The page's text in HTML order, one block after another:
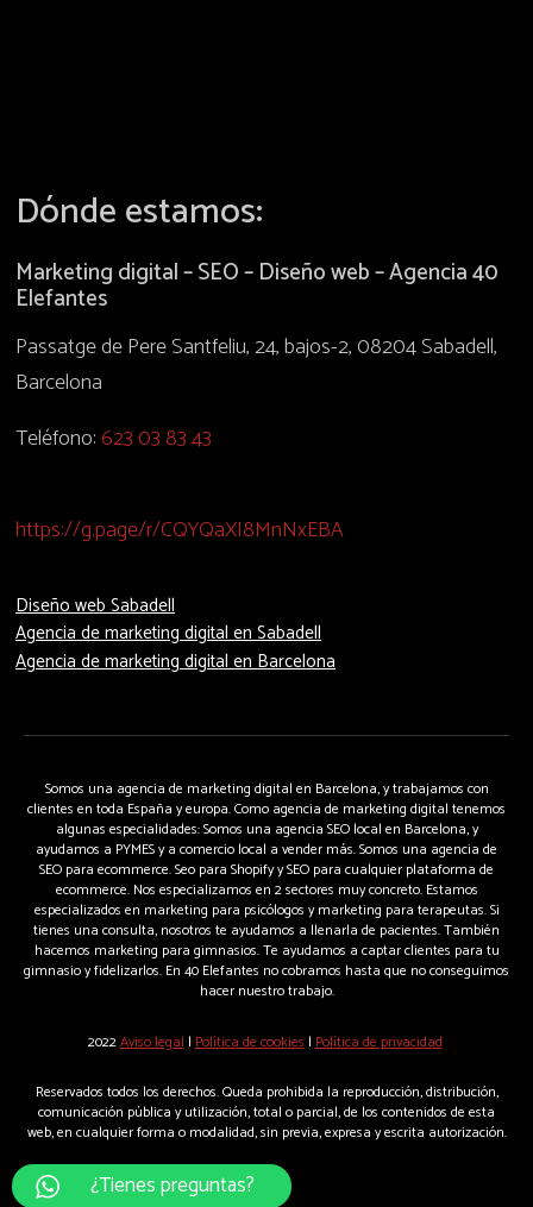
Dónde estamos:
Marketing digital – SEO – Diseño web – Agencia 40
Elefantes
Passatge de Pere Santfeliu, 24, bajos-2, 08204 Sabadell,
Barcelona
Teléfono: 623 03 83 43
https://g.page/r/CQYQaXI8MnNxEBA
Diseño web Sabadell
Agencia de marketing digital en Sabadell
Agencia de marketing digital en Barcelona
Somos una agencia de marketing digital en Barcelona, y trabajamos con
clientes en toda España y europa. Como agencia de marketing digital tenemos
algunas especialidades: Somos una agencia SEO local en Barcelona, y
ayudamos a PYMES y a comercio local a vender más. Somos una agencia de
SEO para ecommerce. Seo para Shopify y SEO para cualquier plataforma de
ecommerce. Nos especializamos en 2 sectores muy concreto. Estamos
especializados en marketing para psicólogos y marketing para terapeutas. Si
tienes una consulta, nosotros te ayudamos a llenarla de pacientes. También
hacemos marketing para gimnasios. Te ayudamos a captar clientes para tu
gimnasio y fidelizarlos. En 40 Elefantes no cobramos hasta que no conseguimos
hacer nuestro trabajo.
2022Aviso legal | Política de cookies | Política de privacidad
Reservados todos los derechos. Queda prohibida la reproducción, distribución,
comunicación pública y utilización, total o parcial, de los contenidos de esta
web, en cualquier forma o modalidad, sin previa, expresa y escrita autorización.
¿Tienes preguntas?